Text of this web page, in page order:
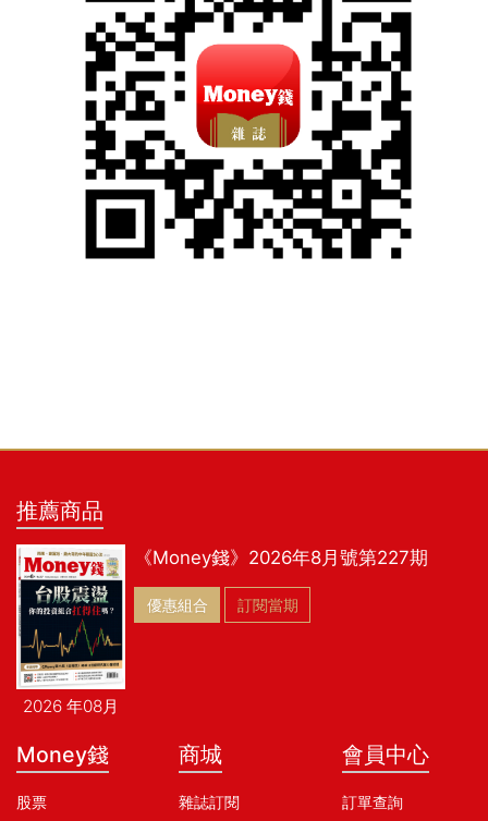
推薦商品
2026 年08月
《Money錢》2026年8月號第227期
優惠組合 訂閱當期
Money錢
股票
商城
雜誌訂閱
會員中心
訂單查詢